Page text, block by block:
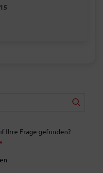
15
Ihre Frage gefunden?